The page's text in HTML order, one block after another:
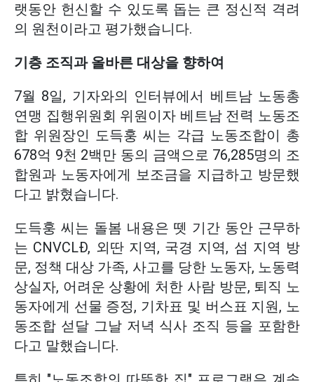
랫동안 헌신할 수 있도록 돕는 큰 정신적 격려
의 원천이라고 평가했습니다.
기층 조직과 올바른 대상을 향하여
7월 8일, 기자와의 인터뷰에서 베트남 노동총
연맹 집행위원회 위원이자 베트남 전력 노동조
합 위원장인 도득훙 씨는 각급 노동조합이 총
678억 9천 2백만 동의 금액으로 76,285명의 조
합원과 노동자에게 보조금을 지급하고 방문했
다고 밝혔습니다.
도득훙 씨는 돌봄 내용은 뗏 기간 동안 근무하
는 CNVCLĐ, 외딴 지역, 국경 지역, 섬 지역 방
문, 정책 대상 가족, 사고를 당한 노동자, 노동력
상실자, 어려운 상황에 처한 사람 방문, 퇴직 노
동자에게 선물 증정, 기차표 및 버스표 지원, 노
동조합 섣달 그날 저녁 식사 조직 등을 포함한
다고 말했습니다.